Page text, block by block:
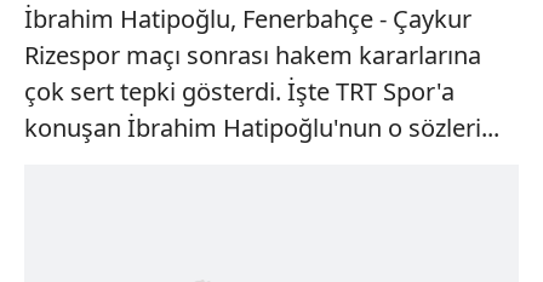
İbrahim Hatipoğlu, Fenerbahçe - Çaykur
Rizespor maçı sonrası hakem kararlarına
çok sert tepki gösterdi. İşte TRT Spor'a
konuşan İbrahim Hatipoğlu'nun o sözleri...